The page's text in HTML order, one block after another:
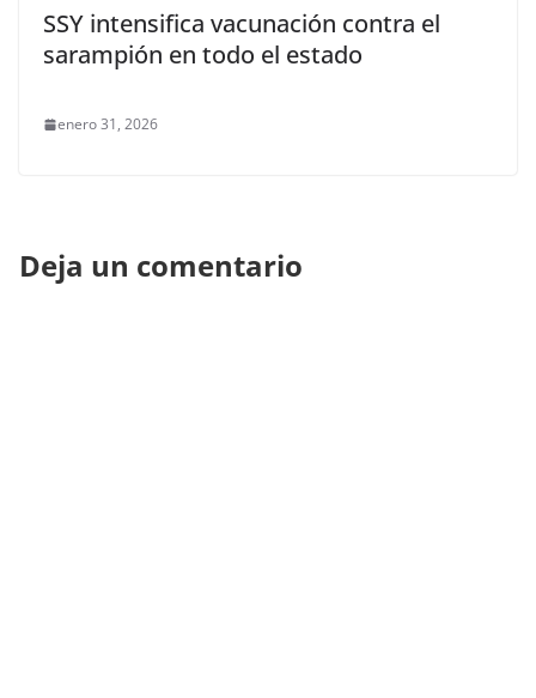
SSY intensifica vacunación contra el
sarampión en todo el estado
enero 31, 2026
Deja un comentario